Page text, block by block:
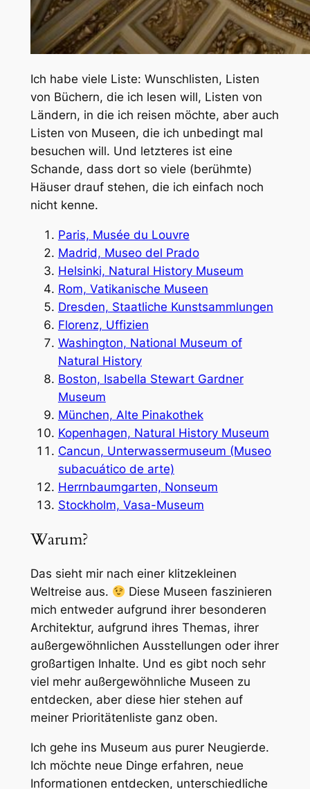
Ich habe viele Liste: Wunschlisten, Listen
von Büchern, die ich lesen will, Listen von
Ländern, in die ich reisen möchte, aber auch
Listen von Museen, die ich unbedingt mal
besuchen will. Und letzteres ist eine
Schande, dass dort so viele (berühmte)
Häuser drauf stehen, die ich einfach noch
nicht kenne.
Paris, Musée du Louvre
Madrid, Museo del Prado
Helsinki, Natural History Museum
Rom, Vatikanische Museen
Dresden, Staatliche Kunstsammlungen
Florenz, Uffizien
Washington, National Museum of
Natural History
Boston, Isabella Stewart Gardner
Museum
München, Alte Pinakothek
Kopenhagen, Natural History Museum
Cancun, Unterwassermuseum (Museo
subacuático de arte)
Herrnbaumgarten, Nonseum
Stockholm, Vasa-Museum
Warum?
Das sieht mir nach einer klitzekleinen
Weltreise aus.
Diese Museen faszinieren
mich entweder aufgrund ihrer besonderen
Architektur, aufgrund ihres Themas, ihrer
außergewöhnlichen Ausstellungen oder ihrer
großartigen Inhalte. Und es gibt noch sehr
viel mehr außergewöhnliche Museen zu
entdecken, aber diese hier stehen auf
meiner Prioritätenliste ganz oben.
Ich gehe ins Museum aus purer Neugierde.
Ich möchte neue Dinge erfahren, neue
Informationen entdecken, unterschiedliche